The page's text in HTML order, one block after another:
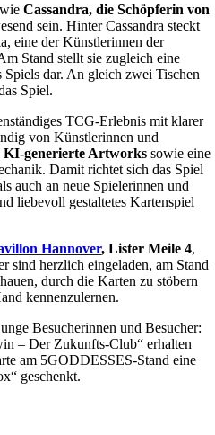
Cassandra, die Schöpferin von
sein. Hinter Cassandra steckt
eine der Künstlerinnen der
Stand stellt sie zugleich eine
dar. An gleich zwei Tischen
Spiel.
TCG-Erlebnis mit klarer
von Künstlerinnen und
KI-generierte Artworks sowie eine
Damit richtet sich das Spiel
auch an neue Spielerinnen und
liebevoll gestaltetes Kartenspiel
Hannover, Lister Meile 4,
sind herzlich eingeladen, am Stand
durch die Karten zu stöbern
kennenzulernen.
Besucherinnen und Besucher:
– Der Zukunfts-Club“ erhalten
am 5GODDESSES-Stand eine
geschenkt.